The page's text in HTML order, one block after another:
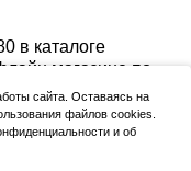
в каталоге
магазине по
шоссе, 8а
с 9:00 до
в пункте выдачи
сайта. Оставаясь на
файлов cookies.
и об